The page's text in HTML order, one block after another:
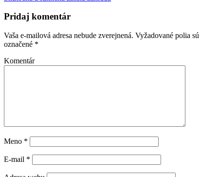
Pridaj komentár
Vaša e-mailová adresa nebude zverejnená. Vyžadované polia sú
označené *
Komentár
Meno *
E-mail *